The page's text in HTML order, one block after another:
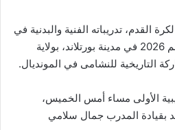
القدم، تدريباته الفنية والبدنية في
معسكره الرسمي لكأس العالم 2026 في مدينة بورتلاند، بولاية
التاريخية للنشامى في المونديال.
الأولى مساء أمس الخميس،
بقيادة المدرب جمال سلامي